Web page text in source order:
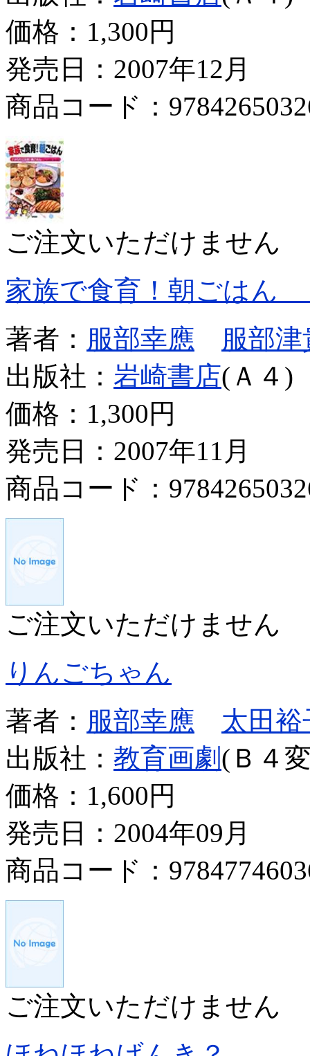
価格： 1,300円
発売日：2007年12月
商品コード：
ご注文いただけません
家族で食育！朝ごはん
著者： 服部幸應
服部
出版社： 岩崎書店(Ａ４)
価格： 1,300円
発売日：2007年11月
商品コード：
ご注文いただけません
りんごちゃん
著者： 服部幸應
太田裕
出版社： 教育画劇 (Ｂ４
価格： 1,600円
発売日：2004年09月
商品コード：
ご注文いただけません